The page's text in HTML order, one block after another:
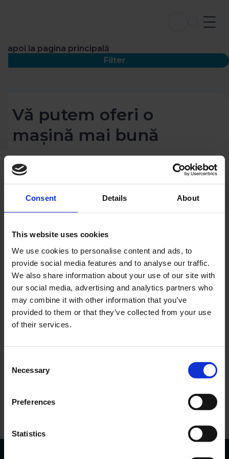
Consent Details About
This website uses cookies
We use cookies to personalise content and ads, to
provide social media features and to analyse our traffic.
We also share information about your use of our site with
our social media, advertising and analytics partners who
may combine it with other information that you’ve
provided to them or that they’ve collected from your use
of their services.
Selection
Necessary
Preferences
Statistics
Înapoi la pagina principală
Filter
Vă putem oferi o
mașină mai bună
Sunt interesat de o anumită mașină
Adăugați